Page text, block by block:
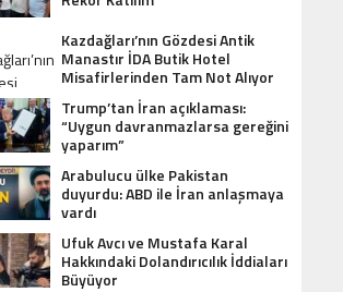
Kazdağları’nın Gözdesi Antik
Manastır İDA Butik Hotel
Misafirlerinden Tam Not Alıyor
Trump’tan İran açıklaması:
“Uygun davranmazlarsa gereğini
yaparım”
Arabulucu ülke Pakistan
duyurdu: ABD ile İran anlaşmaya
vardı
Ufuk Avcı ve Mustafa Karal
Hakkındaki Dolandırıcılık İddiaları
Büyüyor